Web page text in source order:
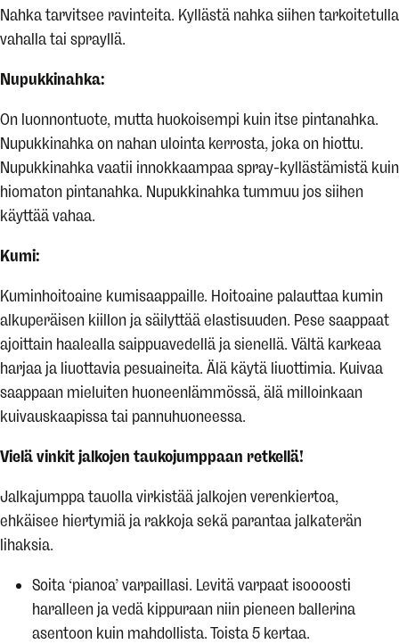
Nahka tarvitsee ravinteita. Kyllästä nahka siihen tarkoitetulla
vahalla tai sprayllä.
Nupukkinahka:
On luonnontuote, mutta huokoisempi kuin itse pintanahka.
Nupukkinahka on nahan ulointa kerrosta, joka on hiottu.
Nupukkinahka vaatii innokkaampaa spray-kyllästämistä kuin
hiomaton pintanahka. Nupukkinahka tummuu jos siihen
käyttää vahaa.
Kumi:
Kuminhoitoaine kumisaappaille. Hoitoaine palauttaa kumin
alkuperäisen kiillon ja säilyttää elastisuuden. Pese saappaat
ajoittain haalealla saippuavedellä ja sienellä. Vältä karkeaa
harjaa ja liuottavia pesuaineita. Älä käytä liuottimia. Kuivaa
saappaan mieluiten huoneenlämmössä, älä milloinkaan
kuivauskaapissa tai pannuhuoneessa.
Vielä vinkit jalkojen taukojumppaan retkellä!
Jalkajumppa tauolla virkistää jalkojen verenkiertoa,
ehkäisee hiertymiä ja rakkoja sekä parantaa jalkaterän
lihaksia.
Soita ‘pianoa’ varpaillasi. Levitä varpaat isoooosti
haralleen ja vedä kippuraan niin pieneen ballerina
asentoon kuin mahdollista. Toista 5 kertaa.